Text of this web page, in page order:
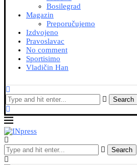
Bosilegrad
Magazin
Preporučujemo
Izdvojeno
Pravoslavac
No comment
Sportisimo
Vladičin Han
Search
Search